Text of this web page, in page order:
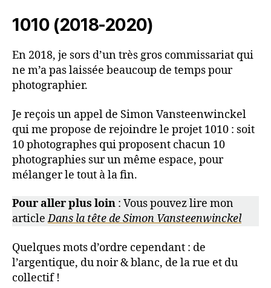
1010 (2018-2020)
En 2018, je sors d’un très gros commissariat qui
ne m’a pas laissée beaucoup de temps pour
photographier.
Je reçois un appel de Simon Vansteenwinckel
qui me propose de rejoindre le projet 1010 : soit
10 photographes qui proposent chacun 10
photographies sur un même espace, pour
mélanger le tout à la fin.
Pour aller plus loin : Vous pouvez lire mon
articleDans la tête de Simon Vansteenwinckel
Quelques mots d’ordre cependant : de
l’argentique, du noir & blanc, de la rue et du
collectif !